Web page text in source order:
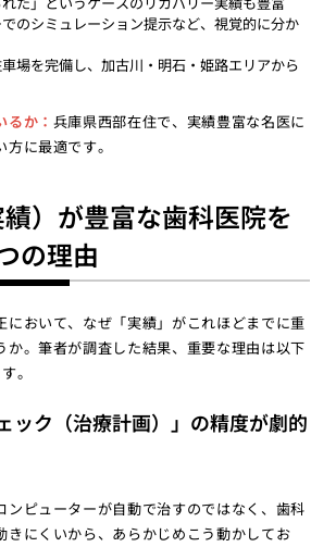
のシミュレーション提示など、視覚的に分か
場を完備し、加古川・明石・姫路エリアから
るか： 兵庫県西部在住で、実績豊富な名医に
に最適です。
）が豊富な歯科医院を
の理由
において、なぜ「実績」がこれほどまでに重
か。筆者が調査した結果、重要な理由は以下
。
ック（治療計画）」の精度が劇的
ンピューターが自動で治すのではなく、歯科
きにくいから、あらかじめこう動かしてお